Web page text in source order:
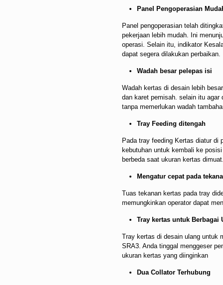
Panel Pengoperasian
Panel pengoperasian telah
pekerjaan lebih mudah. Ini
operasi. Selain itu, indikator
dapat segera dilakukan perbaikan.
Wadah besar pelepas isi
Wadah kertas di desain lebih
dan karet pemisah. selain itu agar
tanpa memerlukan wadah
Tray Feeding ditengah
Pada tray feeding Kertas diatur
kebutuhan untuk kembali ke
berbeda saat ukuran kertas
Mengatur cepat pada
Tuas tekanan kertas pada tray
memungkinkan operator dapat
Tray kertas untuk Berbagai
Tray kertas di desain ulang untuk
SRA3. Anda tinggal menggeser
ukuran kertas yang diinginkan
Dua Collator Terhubung